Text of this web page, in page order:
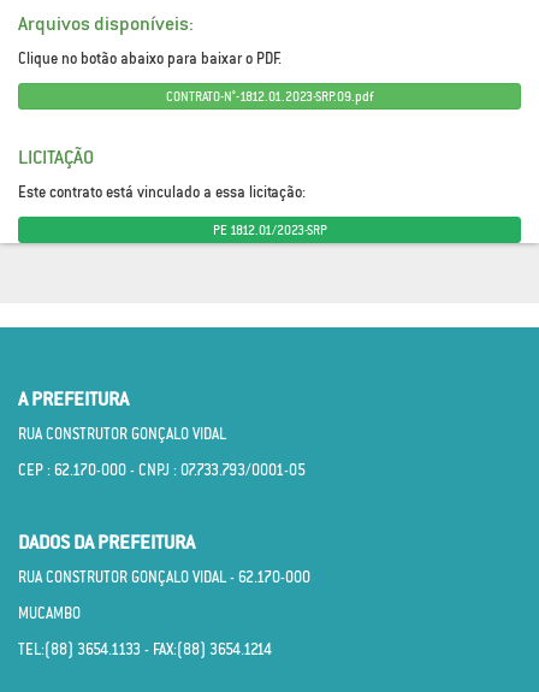
Arquivos disponíveis:
Clique no botão abaixo para baixar o PDF.
CONTRATO-N°-1812.01.2023-SRP.09.pdf
LICITAÇÃO
Este contrato está vinculado a essa licitação:
PE 1812.01/2023-SRP
A PREFEITURA
RUA CONSTRUTOR GONÇALO VIDAL
CEP : 62.170­-000 - CNPJ : 07.733.793/0001­-05
DADOS DA PREFEITURA
RUA CONSTRUTOR GONÇALO VIDAL - 62.170­-000
MUCAMBO
TEL:(88) 3654.1133 - FAX:(88) 3654.1214